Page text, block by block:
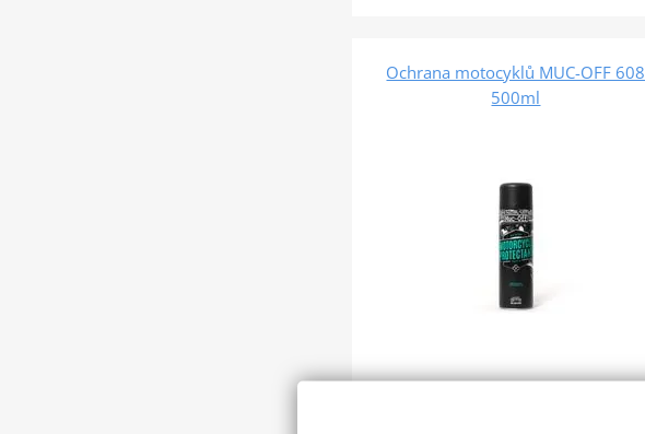
Ochrana motocyklů MUC-OFF 608
500ml